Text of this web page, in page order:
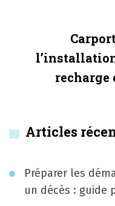
i
a
recharge
Articles
Préparer les
un décès : guide